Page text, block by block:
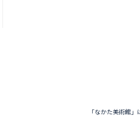
「なかた美術館